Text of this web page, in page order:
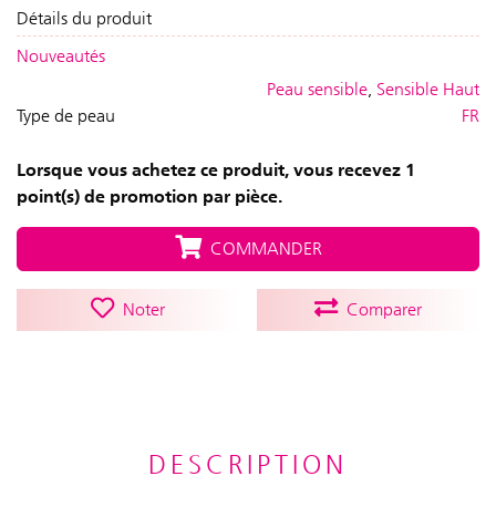
Détails du produit
Nouveautés
Type de peau
Peau sensible, Sensible Haut
FR
Lorsque vous achetez ce produit, vous recevez 1
point(s) de promotion par pièce.
COMMANDER
Noter Comparer
DESCRIPTION